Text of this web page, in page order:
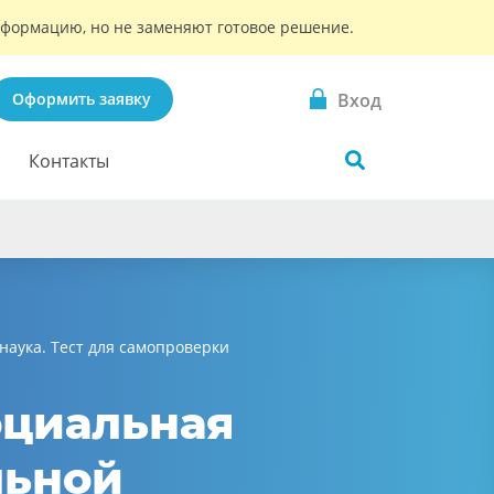
но не заменяют готовое решение.
Оформить заявку Вход
Контакты
Тест для самопроверки